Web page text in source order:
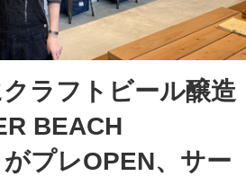
ラフトビール醸造
BEACH
プレOPEN、サー